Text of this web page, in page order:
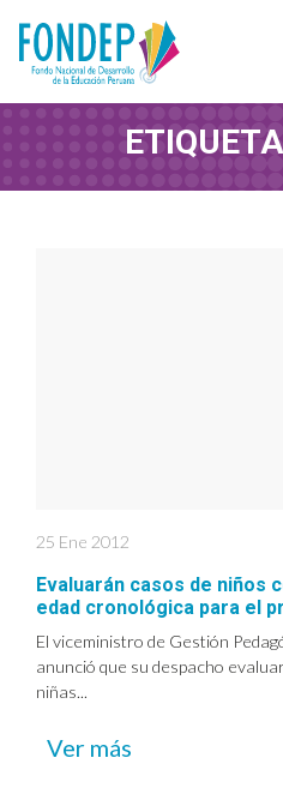
ETIQUETA
25 Ene 2012
Evaluarán casos de niños
edad cronológica para el
El viceministro de Gestión
anunció que su despacho
niñas...
Ver más